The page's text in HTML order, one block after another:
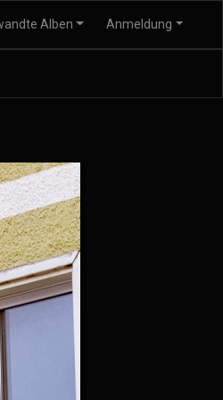
Alben Anmeldung